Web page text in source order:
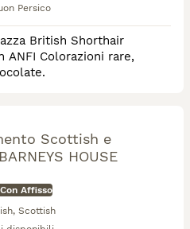
Persico
British Shorthair
Colorazioni rare,
Scottish e
HOUSE
Affisso
Scottish